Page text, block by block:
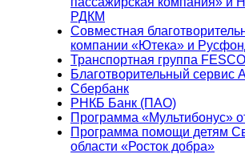
РДКМ
Совместная
компании «Ютека» и
Транспортная группа FESCO
Благотворительный сервис
Сбербанк
РНКБ Банк (ПАО)
Программа «Мультибонус»
Программа помощи детям
области «Росток добра»